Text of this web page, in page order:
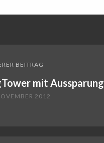
BEITRAG
mit Aussparung
2012